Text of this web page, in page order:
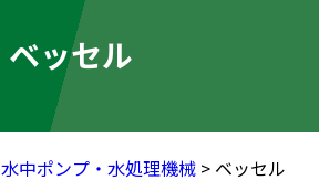
ベッセル
水中ポンプ・水処理機械 > ベッセル